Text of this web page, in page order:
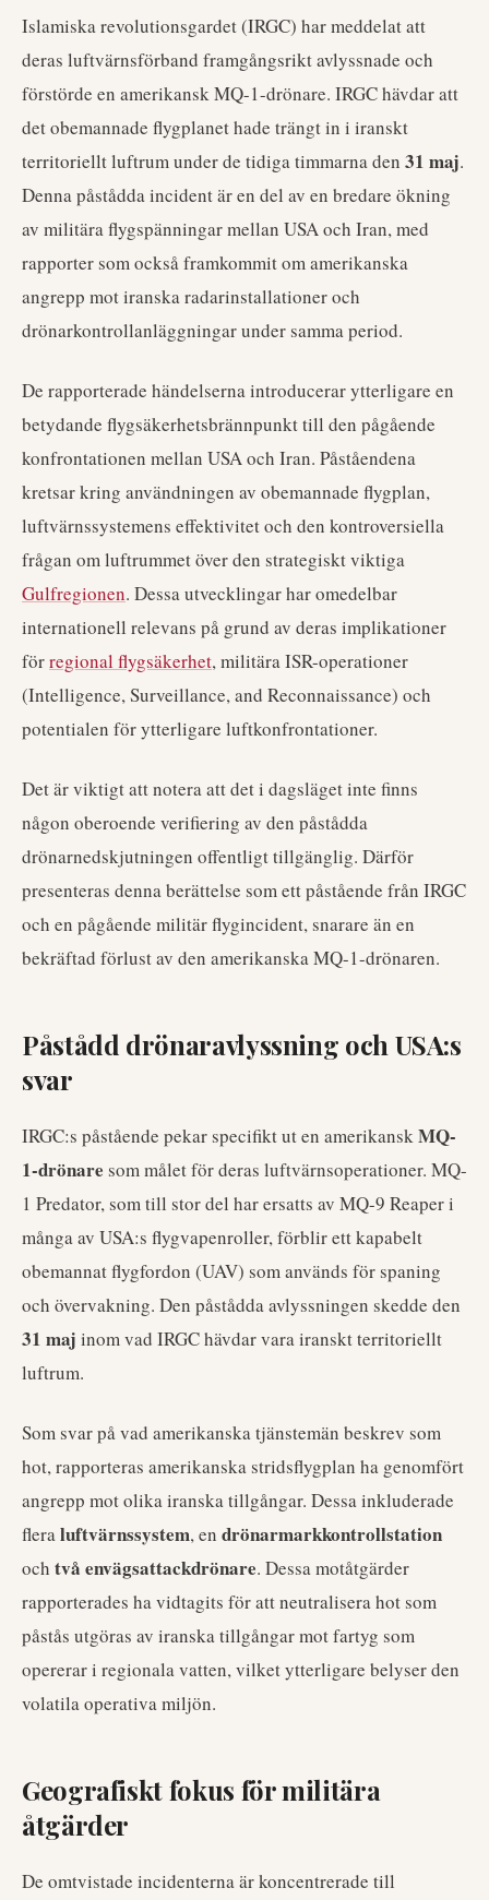
Islamiska revolutionsgardet (IRGC) har meddelat att
deras luftvärnsförband framgångsrikt avlyssnade och
förstörde en amerikansk MQ-1-drönare. IRGC hävdar att
det obemannade flygplanet hade trängt in i iranskt
territoriellt luftrum under de tidiga timmarna den 31 maj.
Denna påstådda incident är en del av en bredare ökning
av militära flygspänningar mellan USA och Iran, med
rapporter som också framkommit om amerikanska
angrepp mot iranska radarinstallationer och
drönarkontrollanläggningar under samma period.
De rapporterade händelserna introducerar ytterligare en
betydande flygsäkerhetsbrännpunkt till den pågående
konfrontationen mellan USA och Iran. Påståendena
kretsar kring användningen av obemannade flygplan,
luftvärnssystemens effektivitet och den kontroversiella
frågan om luftrummet över den strategiskt viktiga
Gulfregionen. Dessa utvecklingar har omedelbar
internationell relevans på grund av deras implikationer
förregional flygsäkerhet, militära ISR-operationer
(Intelligence, Surveillance, and Reconnaissance) och
potentialen för ytterligare luftkonfrontationer.
Det är viktigt att notera att det i dagsläget inte finns
någon oberoende verifiering av den påstådda
drönarnedskjutningen offentligt tillgänglig. Därför
presenteras denna berättelse som ett påstående från IRGC
och en pågående militär flygincident, snarare än en
bekräftad förlust av den amerikanska MQ-1-drönaren.
Påstådd drönaravlyssning och USA:s
svar
IRGC:s påstående pekar specifikt ut en amerikanskMQ-
1-drönare som målet för deras luftvärnsoperationer. MQ-
1 Predator, som till stor del har ersatts av MQ-9 Reaper i
många av USA:s flygvapenroller, förblir ett kapabelt
obemannat flygfordon (UAV) som används för spaning
och övervakning. Den påstådda avlyssningen skedde den
31 maj inom vad IRGC hävdar vara iranskt territoriellt
luftrum.
Som svar på vad amerikanska tjänstemän beskrev som
hot, rapporteras amerikanska stridsflygplan ha genomfört
angrepp mot olika iranska tillgångar. Dessa inkluderade
fleraluftvärnssystem, en drönarmarkkontrollstation
och två envägsattackdrönare. Dessa motåtgärder
rapporterades ha vidtagits för att neutralisera hot som
påstås utgöras av iranska tillgångar mot fartyg som
opererar i regionala vatten, vilket ytterligare belyser den
volatila operativa miljön.
Geografiskt fokus för militära
åtgärder
De omtvistade incidenterna är koncentrerade till